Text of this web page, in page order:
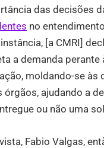
das decisões
no
[a CMRI]
a demanda perante
moldando-se às
órgãos, ajudando a
ou não uma
Fabio Valgas,